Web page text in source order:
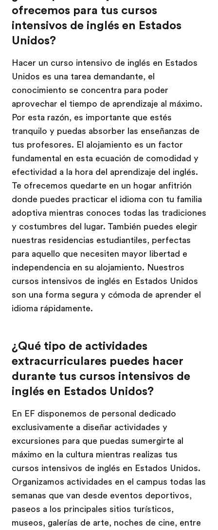
ofrecemos para tus cursos
intensivos de inglés en Estados
Unidos?
Hacer un curso intensivo de inglés en Estados
Unidos es una tarea demandante, el
conocimiento se concentra para poder
aprovechar el tiempo de aprendizaje al máximo.
Por esta razón, es importante que estés
tranquilo y puedas absorber las enseñanzas de
tus profesores. El alojamiento es un factor
fundamental en esta ecuación de comodidad y
efectividad a la hora del aprendizaje del inglés.
Te ofrecemos quedarte en un hogar anfitrión
donde puedes practicar el idioma con tu familia
adoptiva mientras conoces todas las tradiciones
y costumbres del lugar. También puedes elegir
nuestras residencias estudiantiles, perfectas
para aquello que necesiten mayor libertad e
independencia en su alojamiento. Nuestros
cursos intensivos de inglés en Estados Unidos
son una forma segura y cómoda de aprender el
idioma rápidamente.
¿Qué tipo de actividades
extracurriculares puedes hacer
durante tus cursos intensivos de
inglés en Estados Unidos?
En EF disponemos de personal dedicado
exclusivamente a diseñar actividades y
excursiones para que puedas sumergirte al
máximo en la cultura mientras realizas tus
cursos intensivos de inglés en Estados Unidos.
Organizamos actividades en el campus todas las
semanas que van desde eventos deportivos,
paseos a los principales sitios turísticos,
museos, galerías de arte, noches de cine, entre